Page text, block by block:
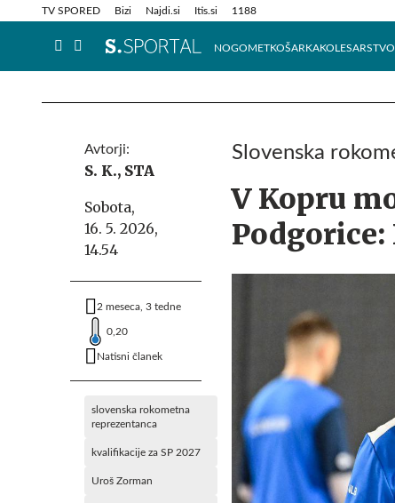
TV SPORED Bizi Najdi.si Itis.si 1188
NOGOMETKOŠARKAKOLESARSTVO
Info in obvestila Tehnik
Avtorji:
S. K., STA
Sobota,
16. 5. 2026,
14.54
2 meseca, 3 tedne
0,20
Natisni članek
slovenska rokometna
reprezentanca
kvalifikacije za SP 2027
Uroš Zorman
Slovenska
V Kopru